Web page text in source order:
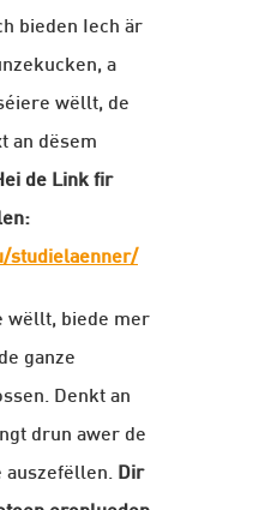
bieden Iech är
a
wëllt, de
an dësem
de Link fir
studielaenner/
wëllt, biede mer
ganze
Denkt an
drun awer de
auszefëllen. Dir